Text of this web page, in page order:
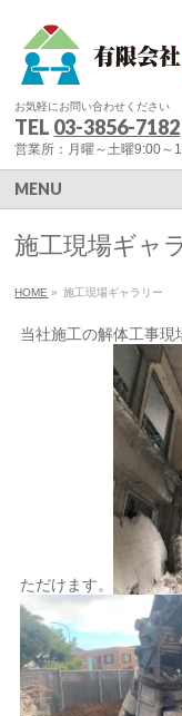
お気軽にお問い合わせください
TEL 03-3856-7182
営業所：月曜～土曜9:00～
MENU
施工現場ギャ
HOME » 施工現場ギャラリー
当社施工の解体工事現
ただけます。